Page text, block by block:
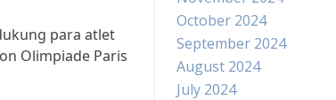
para atlet
Olimpiade Paris
October 2024
September 2024
August 2024
July 2024